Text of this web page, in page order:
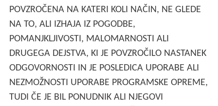
POVZROČENA NA KATERI KOLI NAČIN, NE GLEDE
NA TO, ALI IZHAJA IZ POGODBE,
POMANJKLJIVOSTI, MALOMARNOSTI ALI
DRUGEGA DEJSTVA, KI JE POVZROČILO NASTANEK
ODGOVORNOSTI IN JE POSLEDICA UPORABE ALI
NEZMOŽNOSTI UPORABE PROGRAMSKE OPREME,
TUDI ČE JE BIL PONUDNIK ALI NJEGOVI